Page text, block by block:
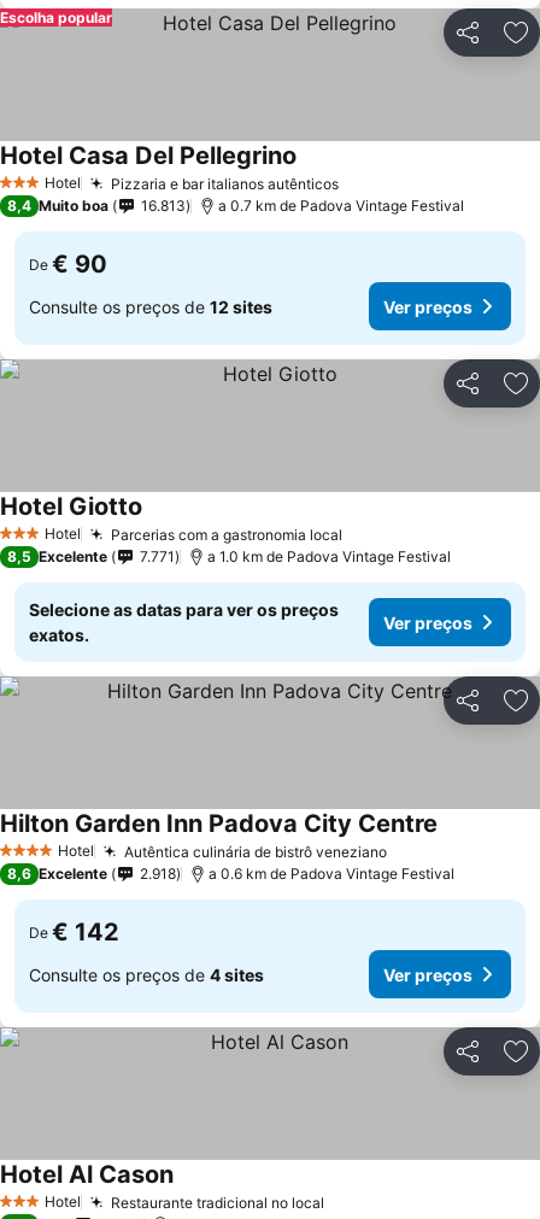
Partilhar
Escolha popular
3 EstrelasHotel Pizzaria e bar italianos autênticos
Hotel Casa Del Pellegrino
8,4 Muito boa 16.813 a 0.7 km de Padova Vintage Festival
De € 90
Consulte os preços de 12 sites Ver preços
Partilhar
3 EstrelasHotel Parcerias com a gastronomia local
Hotel Giotto
8,5 Excelente 7.771 a 1.0 km de Padova Vintage Festival
Selecione as datas para ver os preços
exatos.
Ver preços
Partilhar
4 EstrelasHotel Autêntica culinária de bistrô veneziano
Hilton Garden Inn Padova City Centre
8,6 Excelente 2.918 a 0.6 km de Padova Vintage Festival
De € 142
Consulte os preços de 4 sites Ver preços
Partilhar
3 EstrelasHotel Restaurante tradicional no local
Hotel Al Cason